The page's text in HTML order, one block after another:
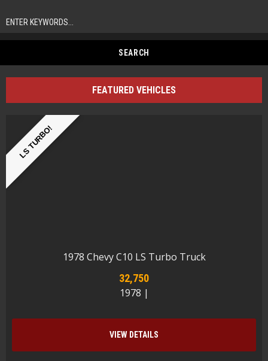
FEATURED VEHICLES
LS TURBO!
1978 Chevy C10 LS Turbo Truck
32,750
1978 |
VIEW DETAILS